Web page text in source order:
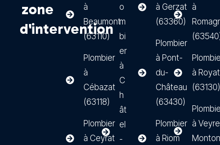
zone
d'intervention
à
Beaumont
(63110)
Plombier
à
Cébazat
(63118)
Plombier
à Ceyrat
o
m
bi
er
à
C
h
ât
el
-
à Gerzat
(63360)
Plombier
à Pont-
du-
Château
(63430)
Plombier
à Riom
à
à Royat
(63130)
à
Monton